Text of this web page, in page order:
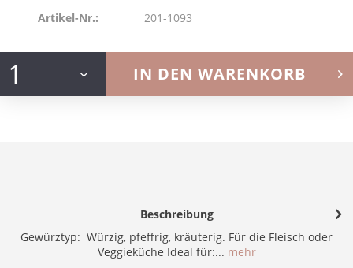
IN DEN WARENKORB
Artikel-Nr.: 201-1093
Beschreibung
Gewürztyp: Würzig, pfeffrig, kräuterig. Für die Fleisch oder
Veggieküche Ideal für:... mehr